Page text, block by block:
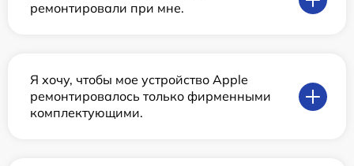
ремонтировали при мне.
Я хочу, чтобы мое устройство Apple
ремонтировалось только фирменными
комплектующими.